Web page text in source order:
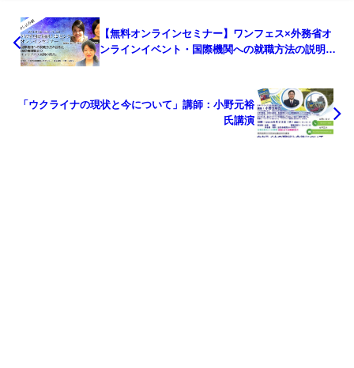
【無料オンラインセミナー】ワンフェス×外務省オ
ンラインイベント・国際機関への就職方法の説明と
「ウクライナの現状と今について」講師：小野元裕
氏講演